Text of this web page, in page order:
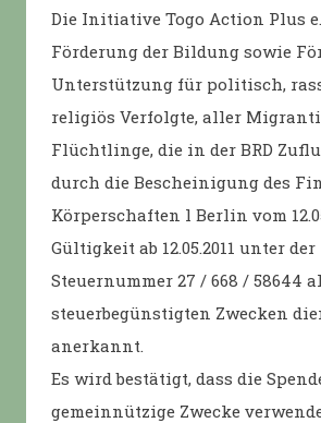
Die Initiative Togo Action Plus
Förderung der Bildung sowie
Unterstützung für politisch,
religiös Verfolgte, aller
Flüchtlinge, die in der BRD
durch die Bescheinigung des
Körperschaften l Berlin vom
Gültigkeit ab 12.05.2011 unter der
Steuernummer 27 / 668 / 58644
steuerbegünstigten Zwecken
anerkannt.
Es wird bestätigt, dass die
gemeinnützige Zwecke